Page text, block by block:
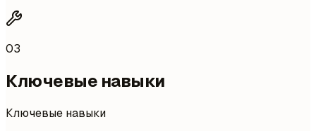
03
Ключевые навыки
Ключевые навыки